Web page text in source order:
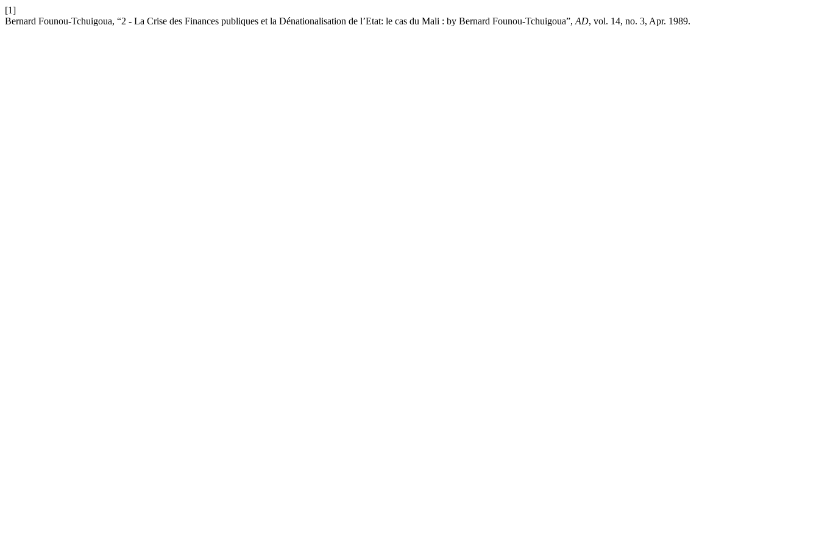
[1]
Bernard Founou-Tchuigoua, “2 - La Crise des Finances publiques et la Dénationalisation de l’Etat: le cas du Mali : by Bernard Founou-Tchuigoua”, AD, vol. 14, no. 3, Apr. 1989.